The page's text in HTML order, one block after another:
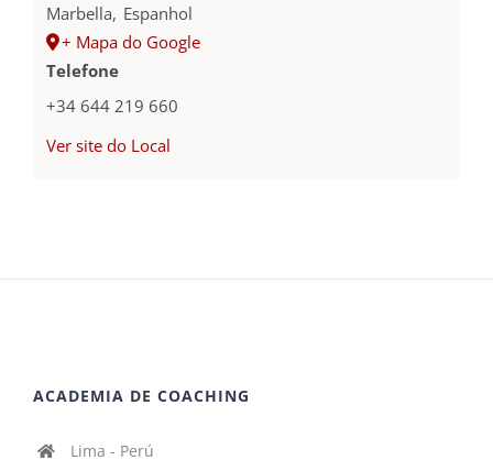
Marbella, Espanhol
+ Mapa do Google
Telefone
+34 644 219 660
Ver site do Local
ACADEMIA DE COACHING
Lima - Perú